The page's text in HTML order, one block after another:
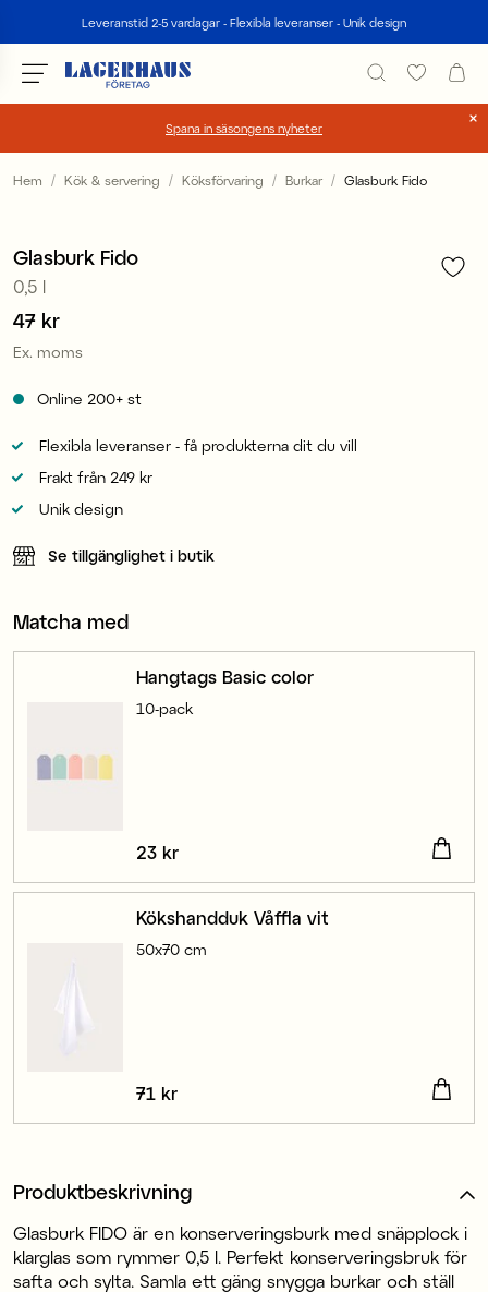
Leveranstid 2-5 vardagar - Flexibla leveranser - Unik design
Spana in säsongens nyheter
Välj språk / valuta
FI / EUR
Hem Kök & servering Köksförvaring Burkar
Glasburk Fido
Glasburk Fido
0,5 l
Pris:47 kr
47 kr
Ex. moms
Online 200+ st
Flexibla leveranser - få produkterna dit du vill
Frakt från 249 kr
Unik design
Se tillgänglighet i butik
Matcha med
Hangtags Basic color
10-pack
Pris:23 kr
23 kr
Kökshandduk Våffla vit
50x70 cm
Pris:71 kr
71 kr
Produktbeskrivning
Glasburk FIDO är en konserveringsburk med snäpplock i
klarglas som rymmer 0,5 l. Perfekt konserveringsbruk för
safta och sylta. Samla ett gäng snygga burkar och ställ